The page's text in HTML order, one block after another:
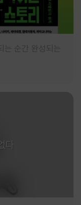
는 순간 완성되는
다